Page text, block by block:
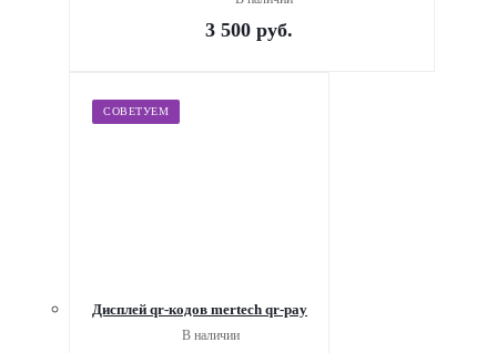
3 500руб.
СОВЕТУЕМ
Дисплей qr-кодов mertech qr-pay
В наличии